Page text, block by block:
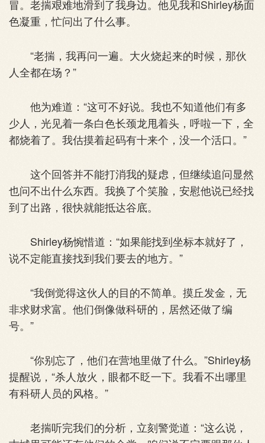
冒。老揣艰难地滑到了我身边。他见我和Shirley杨面
色凝重，忙问出了什么事。
“老揣，我再问一遍。大火烧起来的时候，那伙
人全都在场？”
他为难道：“这可不好说。我也不知道他们有多
少人，光见着一条白色长颈龙甩着头，呼啦一下，全
都烧着了。我估摸着起码有十来个，没一个活口。”
这个回答并不能打消我的疑虑，但继续追问显然
也问不出什么东西。我换了个笑脸，安慰他说已经找
到了出路，很快就能抵达谷底。
Shirley杨惋惜道：“如果能找到坐标本就好了，
说不定能直接找到我们要去的地方。”
“我倒觉得这伙人的目的不简单。摸丘发金，无
非求财求富。他们倒像做科研的，居然还做了编
号。”
“你别忘了，他们在营地里做了什么。”Shirley杨
提醒说，“杀人放火，眼都不眨一下。我看不出哪里
有科研人员的风格。”
老揣听完我们的分析，立刻警觉道：“这么说，